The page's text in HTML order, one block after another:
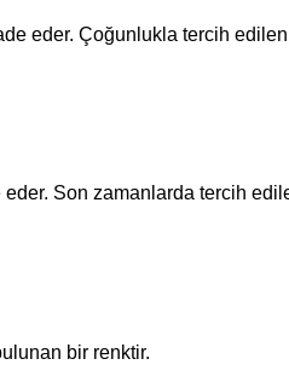
eder. Çoğunlukla tercih
eder. Son zamanlarda tercih
bir renktir.